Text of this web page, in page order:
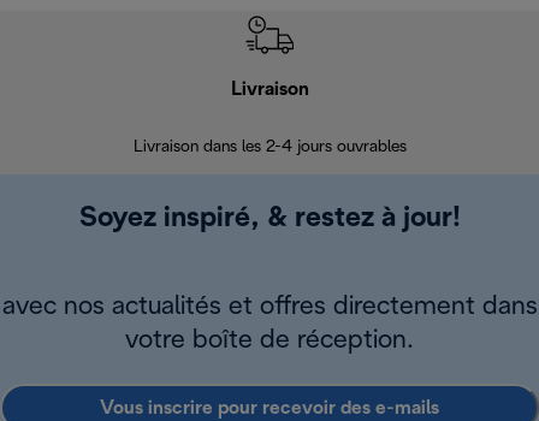
Livraison
Livraison dans les 2-4 jours ouvrables
Soyez inspiré, & restez à jour!
avec nos actualités et offres directement dans
votre boîte de réception.
Vous inscrire pour recevoir des e-mails